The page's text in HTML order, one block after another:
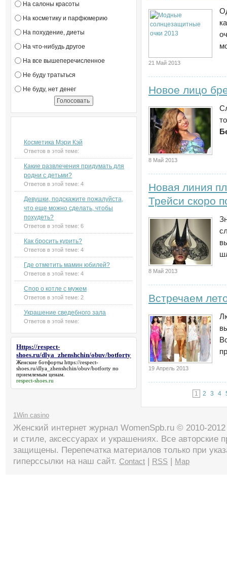
На салоны красоты
На косметику и парфюмерию
На похудение, диеты
На что-нибудь другое
На все вышеперечисленное
Не буду тратьться
Не буду, нет денег
Косметика Мэри Кэй
Ответов в этой теме:
Какие развлечения придумать для
родни с детьми?
Ответов в этой теме: 4
Девушки, подскажите пожалуйста,
что еще можно сделать, чтобы
похудеть?
Ответов в этой теме: 6
Как бросить курить?
Ответов в этой теме: 4
Где отметить мамин юбилей?
Ответов в этой теме: 4
Спор о котле с мужем
Ответов в этой теме: 2
Украшение сведебного зала
Ответов в этой теме:
Https://respect-
shoes.ru/dlya_zhenshchin/obuv/botforty
Женские ботфортыhttps://respect-
shoes.ru/dlya_zhenshchin/obuv/botforty по
приемлемым ценам.
respect-shoes.ru
21 Май 2013
Новое лицо
8 Май 2013
Новая линия
Трейси скоро
8 Май 2013
Встречаем
19 Апрель 2013
1 2 3 4
1Win casino
Женский интернет журнал WomenSpb.ru © 2010-
и стиле, аксессуарах и украшениях. Все авторские
защищены. Перепечатка материалов только при
гиперссылки на наш сайт. Contact | RSS | Map